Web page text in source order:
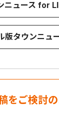
ニュース for
版タウンニュ
をご検討